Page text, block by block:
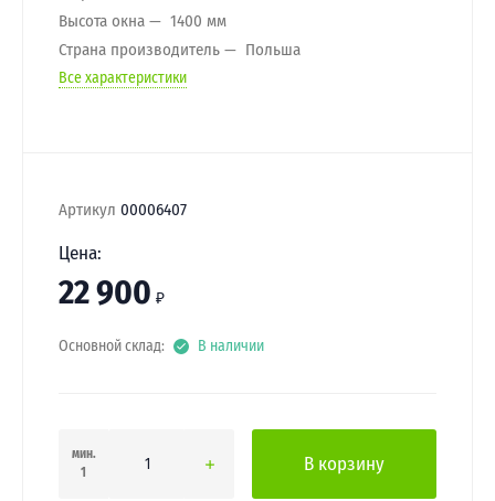
Высота окна
1400 мм
Страна производитель
Польша
Все характеристики
Артикул 00006407
Цена:
22 900 ₽
Основной склад: В наличии
мин.
1
В корзину